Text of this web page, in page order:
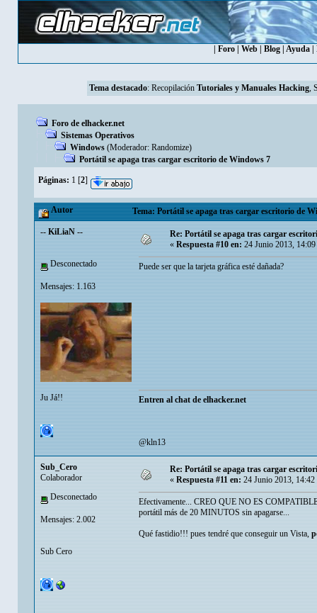
Foro| Web| Blog| Ayuda|
Tema destacado: Recopilación Tutoriales y Manuales Hacking,
Foro de elhacker.net
Sistemas Operativos
Windows (Moderador: Randomize)
Portátil se apaga tras cargar escritorio de Windows 7
Páginas: 1 [2]
Autor Tema: Portátil se apaga tras cargar escritorio de
-- KiLiaN --
Desconectado
Mensajes: 1.163
Ju Já!!
Re: Portátil se apaga tras cargar
«Respuesta #10 en:24 Junio 2013, 14:09
Puede ser que la tarjeta gráfica esté dañada?
Entren al chat de elhacker.net
@kln13
Sub_Cero
Colaborador
Desconectado
Mensajes: 2.002
Sub Cero
Re: Portátil se apaga tras cargar
« Respuesta #11 en: 24 Junio 2013, 14:42
Efectivamente... CREO QUE NO ES
portátil más de 20 MINUTOS sin apagarse...
Qué fastidio!!! pues tendré que conseguir un Vista,